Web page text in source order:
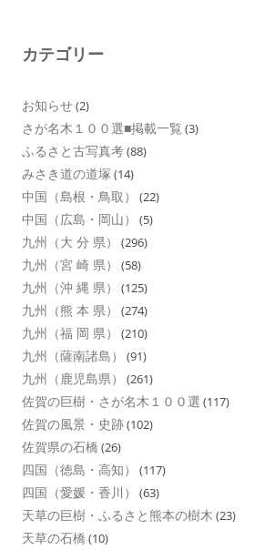
カテゴリー
お知らせ(2)
さが名木１００選■掲載一覧 (3)
ふるさと古写真考(88)
みさき道の道塚 (14)
中国（島根・鳥取） (22)
中国（広島・岡山） (5)
九州（大 分 県） (296)
九州（宮 崎 県） (58)
九州（沖 縄 県） (125)
九州（熊 本 県） (274)
九州（福 岡 県） (210)
九州（薩南諸島） (91)
九州（鹿児島県） (261)
佐賀の巨樹・さが名木１００選 (117)
佐賀の風景・史跡(102)
佐賀県の石橋 (26)
四国（徳島・高知） (117)
四国（愛媛・香川） (63)
天草の巨樹・ふるさと熊本の樹木 (23)
天草の石橋 (10)